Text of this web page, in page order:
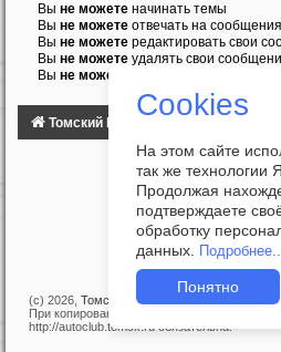
Вы не можете начинать темы
Вы не можете отвечать на сообщения
Вы не можете редактировать свои
Вы не можете удалять свои
Вы не можете
Томский Клуб Автомобилистов
(c) 2026, Томский Клуб Автомобилистов
При копировании материалов с сайта
http://autoclub.tomsk.ru обязательна!
Cookies
На этом сайте
так же технологии
Продолжая
подтверждаете
обработку
данных.
Понятно